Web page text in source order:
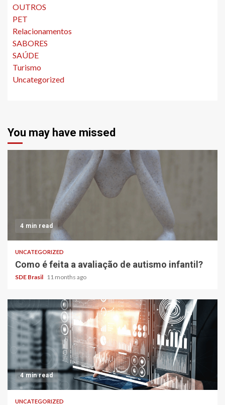
OUTROS
PET
Relacionamentos
SABORES
SAÚDE
Turismo
Uncategorized
You may have missed
4 min read
UNCATEGORIZED
Como é feita a avaliação de autismo infantil?
SDE Brasil 11 months ago
4 min read
UNCATEGORIZED